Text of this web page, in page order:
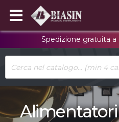
Spedizione gratuita a